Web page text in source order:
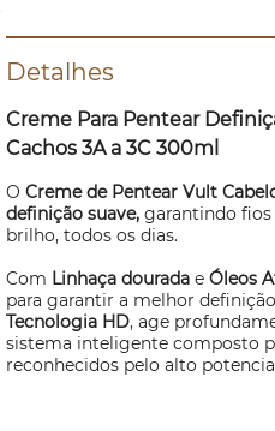
Detalhes
Creme Para Pentear
Cachos 3A a 3C 300ml
O Creme de Pentear Vult
definição suave, garantindo
brilho, todos os dias.
Com Linhaça dourada e Óleos
para garantir a melhor
Tecnologia HD, age
sistema inteligente composto
reconhecidos pelo alto